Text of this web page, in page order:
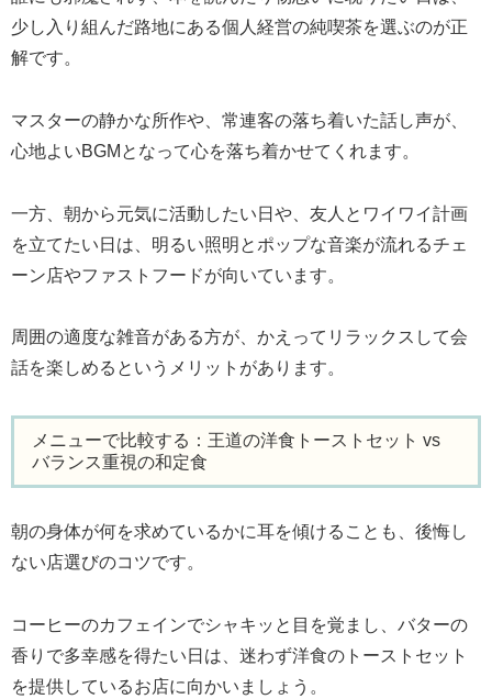
少し入り組んだ路地にある個人経営の純喫茶を選ぶのが正
解です。
マスターの静かな所作や、常連客の落ち着いた話し声が、
心地よいBGMとなって心を落ち着かせてくれます。
一方、朝から元気に活動したい日や、友人とワイワイ計画
を立てたい日は、明るい照明とポップな音楽が流れるチェ
ーン店やファストフードが向いています。
周囲の適度な雑音がある方が、かえってリラックスして会
話を楽しめるというメリットがあります。
メニューで比較する：王道の洋食トーストセット vs
バランス重視の和定食
朝の身体が何を求めているかに耳を傾けることも、後悔し
ない店選びのコツです。
コーヒーのカフェインでシャキッと目を覚まし、バターの
香りで多幸感を得たい日は、迷わず洋食のトーストセット
を提供しているお店に向かいましょう。